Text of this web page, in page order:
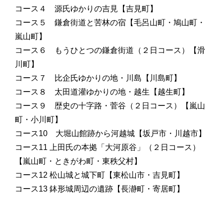
コース４ 源氏ゆかりの吉見【吉見町】
コース５ 鎌倉街道と苦林の宿 【毛呂山町・鳩山町・
嵐山町】
コース６ もうひとつの鎌倉街道（２日コース）
【滑
川町】
コース７ 比企氏ゆかりの地・川島 【川島町】
コース８ 太田道灌ゆかりの地・越生 【越生町】
コース９ 歴史の十字路・菅谷（２日コース）
【嵐山
町・小川町】
コース10 大堀山館跡から河越城 【坂戸市・川越市】
コース11 上田氏の本拠「大河原谷」（２日コース）
【嵐山町・ときがわ町・東秩父村】
コース12 松山城と城下町 【東松山市・吉見町】
コース13 鉢形城周辺の遺跡 【長瀞町・寄居町】